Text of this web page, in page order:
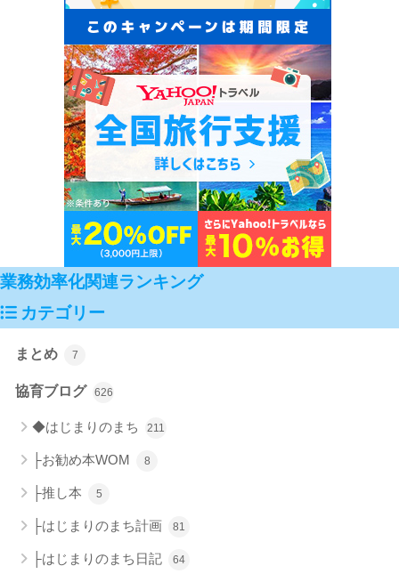
業務効率化関連ランキング
カテゴリー
まとめ 7
協育ブログ 626
◆はじまりのまち 211
├お勧め本WOM 8
├推し本 5
├はじまりのまち計画 81
├はじまりのまち日記 64